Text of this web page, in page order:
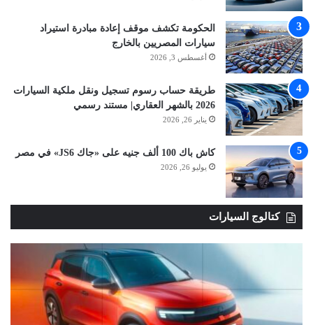
الحكومة تكشف موقف إعادة مبادرة استيراد
سيارات المصريين بالخارج
أغسطس 3, 2026
طريقة حساب رسوم تسجيل ونقل ملكية السيارات
2026 بالشهر العقاري| مستند رسمي
يناير 26, 2026
كاش باك 100 ألف جنيه على «جاك JS6» في مصر
يوليو 26, 2026
كتالوج السيارات